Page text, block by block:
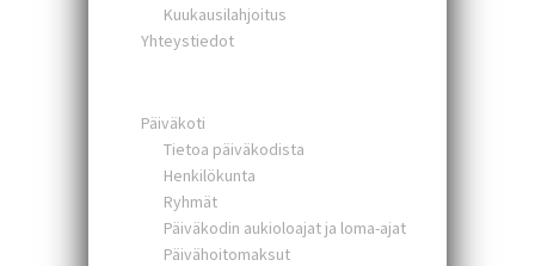
Kuukausilahjoitus
Yhteystiedot
Päiväkoti
Tietoa päiväkodista
Henkilökunta
Ryhmät
Päiväkodin aukioloajat ja loma-ajat
Päivähoitomaksut